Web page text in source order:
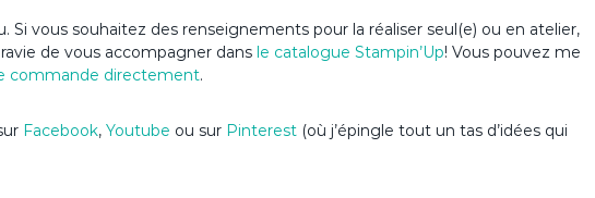
Si vous souhaitez des renseignements pour la réaliser seul(e) ou en atelier,
de vous accompagner dans le catalogue Stampin’Up! Vous pouvez me
commande directement.
Facebook, Youtube ou sur Pinterest (où j’épingle tout un tas d’idées qui